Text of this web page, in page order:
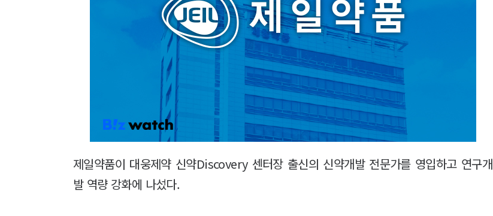
제일약품이 대웅제약 신약Discovery 센터장 출신의 신약개발 전문가를 영입하고 연구개
발 역량 강화에 나섰다.